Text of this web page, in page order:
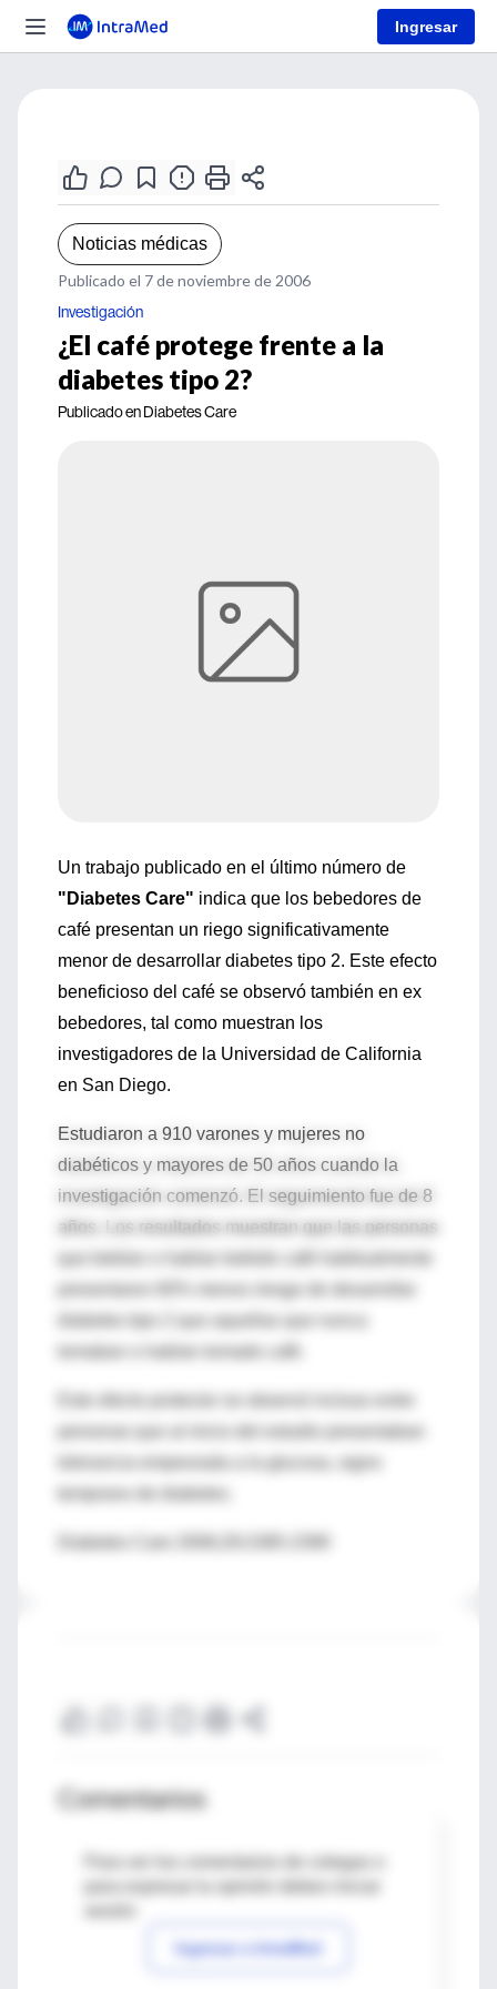
Ingresar
Noticias médicas
Publicado el 7 de noviembre de 2006
Investigación
¿El café protege frente a la
diabetes tipo 2?
Publicado en Diabetes Care
Un trabajo publicado en el último número de
"Diabetes Care" indica que los bebedores de
café presentan un riego significativamente
menor de desarrollar diabetes tipo 2. Este efecto
beneficioso del café se observó también en ex
bebedores, tal como muestran los
investigadores de la Universidad de California
en San Diego.
Estudiaron a 910 varones y mujeres no
diabéticos y mayores de 50 años cuando la
investigación comenzó. El seguimiento fue de 8
años. Los resultados muestran que las personas
presentaron 60% menos riesgo de desarrollar
diabetes tipo 2 que aquellas que nunca
tolerancia empeorada a la glucosa, signo
Comentarios
Para ver los comentarios de colegas o
Ingresar a IntraMed